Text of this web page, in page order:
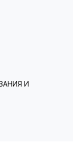
И